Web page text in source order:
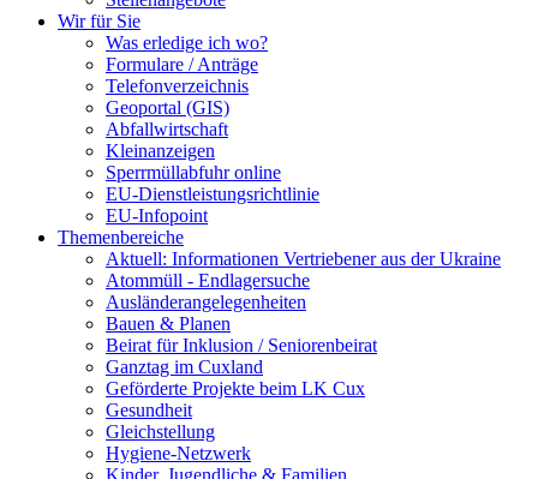
Wir für Sie
Was erledige ich wo?
Formulare / Anträge
Telefonverzeichnis
Geoportal (GIS)
Abfallwirtschaft
Kleinanzeigen
Sperrmüllabfuhr online
EU-Dienstleistungsrichtlinie
EU-Infopoint
Themenbereiche
Aktuell: Informationen Vertriebener aus der Ukraine
Atommüll - Endlagersuche
Ausländerangelegenheiten
Bauen & Planen
Beirat für Inklusion / Seniorenbeirat
Ganztag im Cuxland
Geförderte Projekte beim LK Cux
Gesundheit
Gleichstellung
Hygiene-Netzwerk
Kinder, Jugendliche & Familien